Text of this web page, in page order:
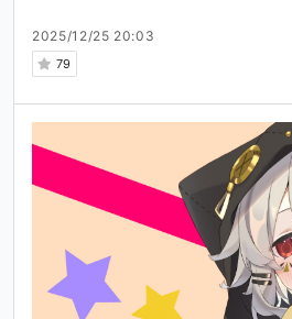
2025/12/25 20:03
79